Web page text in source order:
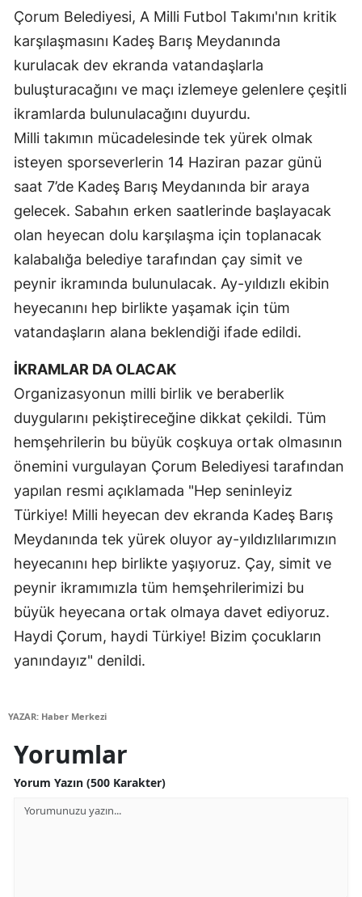
Erzurum
Eskişehir
Gaziantep
Giresun
Gümüşhane
Hakkari
Hatay
Isparta
Mersin
İstanbul
İzmir
Kastamonu
Kayseri
Kırklareli
Kırşehir
Kocaeli
Konya
Kütahya
Malatya
Çorum Belediyesi, A Milli Futbol Takımı'nın kritik
karşılaşmasını Kadeş Barış Meydanında
kurulacak dev ekranda vatandaşlarla
buluşturacağını ve maçı izlemeye gelenlere çeşitli
ikramlarda bulunulacağını duyurdu.
Milli takımın mücadelesinde tek yürek olmak
isteyen sporseverlerin 14 Haziran pazar günü
saat 7’de Kadeş Barış Meydanında bir araya
gelecek. Sabahın erken saatlerinde başlayacak
olan heyecan dolu karşılaşma için toplanacak
kalabalığa belediye tarafından çay simit ve
peynir ikramında bulunulacak. Ay-yıldızlı ekibin
heyecanını hep birlikte yaşamak için tüm
vatandaşların alana beklendiği ifade edildi.
İKRAMLAR DA OLACAK
Organizasyonun milli birlik ve beraberlik
duygularını pekiştireceğine dikkat çekildi. Tüm
hemşehrilerin bu büyük coşkuya ortak olmasının
önemini vurgulayan Çorum Belediyesi tarafından
yapılan resmi açıklamada "Hep seninleyiz
Türkiye! Milli heyecan dev ekranda Kadeş Barış
Meydanında tek yürek oluyor ay-yıldızlılarımızın
heyecanını hep birlikte yaşıyoruz. Çay, simit ve
peynir ikramımızla tüm hemşehrilerimizi bu
büyük heyecana ortak olmaya davet ediyoruz.
Haydi Çorum, haydi Türkiye! Bizim çocukların
yanındayız" denildi.
YAZAR: Haber Merkezi
Yorumlar
Yorum Yazın (500 Karakter)